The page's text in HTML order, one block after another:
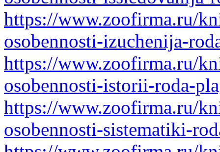
https://www.zoofirma.ru/
osobennosti-izuchenija-
https://www.zoofirma.ru/
osobennosti-istorii-roda-
https://www.zoofirma.ru/
osobennosti-sistematiki-